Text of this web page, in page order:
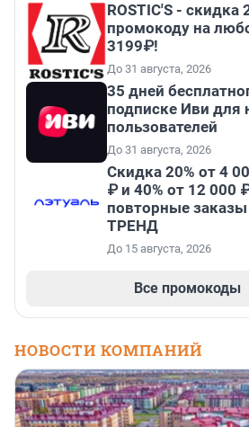
ROSTIC'S - скидка
промокоду на
3199₽!
До 31 августа, 2026
35 дней
подписке Иви для
пользователей
До 31 августа, 2026
Скидка 20% от 4
₽ и 40% от 12 000
повторные
ТРЕНД
До 15 августа, 2026
Все промокоды
НОВОСТИ КОМПАНИЙ